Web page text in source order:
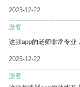
2023-12-22
游客
这款app的老师非常专业
2023-12-22
游客